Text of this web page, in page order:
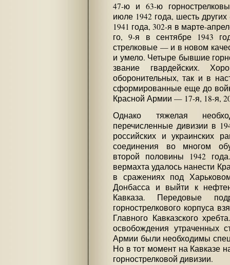
47-ю и 63-ю
июле 1942 года, шесть
1941 года, 302-я в марте-
го, 9-я в сентябре 1943
стрелковые — и в новом
и умело. Четыре бывшие
звание гвардейских.
оборонительных, так и в
сформированные еще до
Красной Армии — 17-я, 18-я,
Однако тяжелая
перечисленные дивизии в
российских и украинских
соединения во многом
второй половины 1942
вермахта удалось нанести
в сражениях под
Донбасса и выйти к
Кавказа. Передовые
горнострелкового корпуса
Главного Кавказского
освобождения утраченных
Армии были необходимы
Но в тот момент на Кавказе
горнострелковой дивизии.